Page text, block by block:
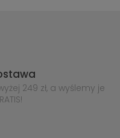
249 zł, a wyślemy je